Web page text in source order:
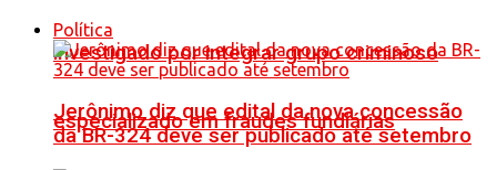
investigado por integrar grupo criminoso
especializado em fraudes fundiárias
Política
Jerônimo diz que edital da nova concessão
da BR-324 deve ser publicado até setembro